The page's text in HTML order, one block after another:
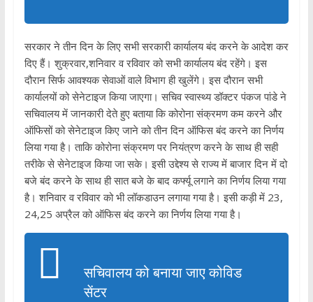
सरकार ने तीन दिन के लिए सभी सरकारी कार्यालय बंद करने के आदेश कर
दिए हैं। शुक्रवार,शनिवार व रविवार को सभी कार्यालय बंद रहेंगे। इस
दौरान सिर्फ आवश्यक सेवाओं वाले विभाग ही खुलेंगे। इस दौरान सभी
कार्यालयों को सेनेटाइज किया जाएगा। सचिव स्वास्थ्य डॉक्टर पंकज पांडे ने
सचिवालय में जानकारी देते हुए बताया कि कोरोना संक्रमण कम करने और
ऑफिसों को सेनेटाइज किए जाने को तीन दिन ऑफिस बंद करने का निर्णय
लिया गया है। ताकि कोरोना संक्रमण पर नियंत्रण करने के साथ ही सही
तरीके से सेनेटाइज किया जा सके। इसी उद्देश्य से राज्य में बाजार दिन में दो
बजे बंद करने के साथ ही सात बजे के बाद कर्फ्यू लगाने का निर्णय लिया गया
है। शनिवार व रविवार को भी लॉकडाउन लगाया गया है। इसी कड़ी में 23,
24,25 अप्रैल को ऑफिस बंद करने का निर्णय लिया गया है।
सचिवालय को बनाया जाए कोविड
सेंटर